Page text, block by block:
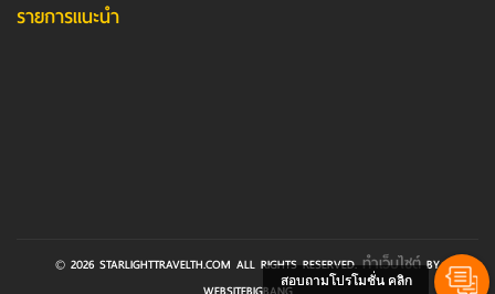
รายการแนะนำ
© 2026 STARLIGHTTRAVELTH.COM ALL RIGHTS RESERVED.ทำเว็บไซต์BY
สอบถามโปรโมชั่น คลิก